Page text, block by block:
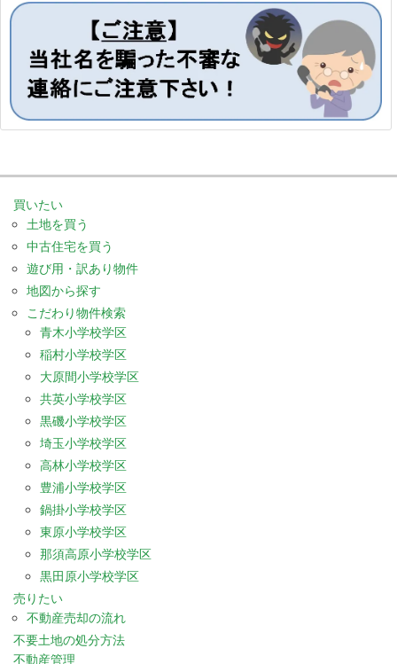
買いたい
土地を買う
中古住宅を買う
遊び用・訳あり物件
地図から探す
こだわり物件検索
青木小学校学区
稲村小学校学区
大原間小学校学区
共英小学校学区
黒磯小学校学区
埼玉小学校学区
高林小学校学区
豊浦小学校学区
鍋掛小学校学区
東原小学校学区
那須高原小学校学区
黒田原小学校学区
売りたい
不動産売却の流れ
不要土地の処分方法
不動産管理